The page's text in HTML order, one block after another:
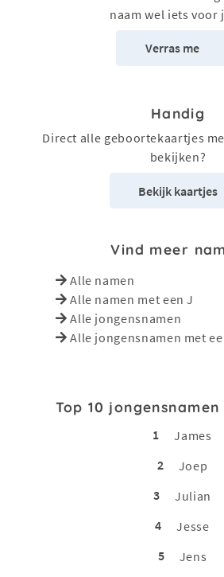
naam wel iets voor
Verras me
Handig
Direct alle geboortekaartjes
bekijken?
Bekijk kaartjes
Vind meer
Alle namen
Alle namen met een J
Alle jongensnamen
Alle jongensnamen met
Top 10
1
James
2
Joep
3
Julian
4
Jesse
5
Jens